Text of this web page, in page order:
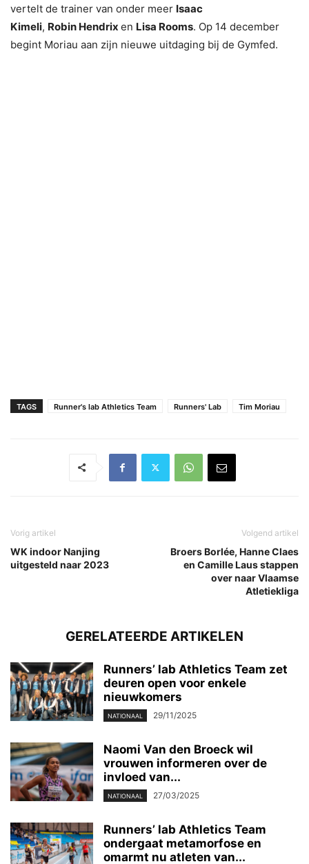
vertelt de trainer van onder meer Isaac
Kimeli, Robin Hendrix en Lisa Rooms. Op 14 december
begint Moriau aan zijn nieuwe uitdaging bij de Gymfed.
TAGS Runner's lab Athletics Team Runners' Lab Tim Moriau
Vorig artikel
WK indoor Nanjing
uitgesteld naar 2023
Volgend artikel
Broers Borlée, Hanne Claes
en Camille Laus stappen
over naar Vlaamse
Atletiekliga
GERELATEERDE ARTIKELEN
Runners’ lab Athletics Team zet
deuren open voor enkele
nieuwkomers
NATIONAAL 29/11/2025
Naomi Van den Broeck wil
vrouwen informeren over de
invloed van...
NATIONAAL 27/03/2025
Runners’ lab Athletics Team
ondergaat metamorfose en
omarmt nu atleten van...